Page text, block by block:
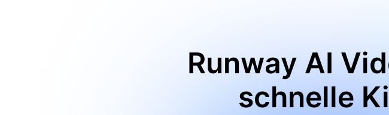
Runway AI
schnelle